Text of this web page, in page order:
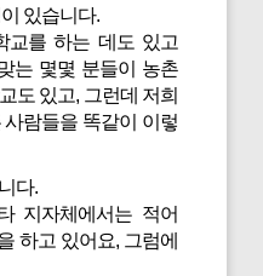
있습니다.
교를 하는 데도 있고
는 몇몇 분들이 농촌
도 있고, 그런데 저희
람들을 똑같이 이렇
다.
지자체에서는 적어
하고 있어요, 그럼에